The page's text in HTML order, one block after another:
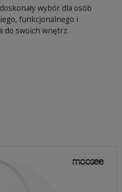
wybór dla osób
funkcjonalnego i
do swoich wnętrz.